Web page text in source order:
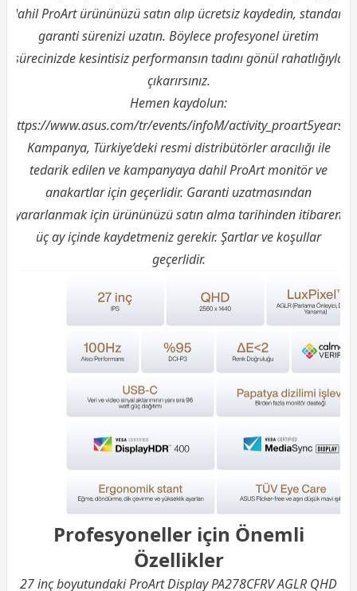
dahil ProArt ürününüzü satın alıp ücretsiz kaydedin, standart
garanti sürenizi uzatın. Böylece profesyonel üretim
sürecinizde kesintisiz performansın tadını gönül rahatlığıyla
çıkarırsınız.
Hemen kaydolun:
https://www.asus.com/tr/events/infoM/activity_proart5years/
Kampanya, Türkiye’deki resmi distribütörler aracılığı ile
tedarik edilen ve kampanyaya dahil ProArt monitör ve
anakartlar için geçerlidir. Garanti uzatmasından
yararlanmak için ürününüzü satın alma tarihinden itibaren
üç ay içinde kaydetmeniz gerekir. Şartlar ve koşullar
geçerlidir.
Profesyoneller için Önemli
Özellikler
27 inç boyutundaki ProArt Display PA278CFRV AGLR QHD